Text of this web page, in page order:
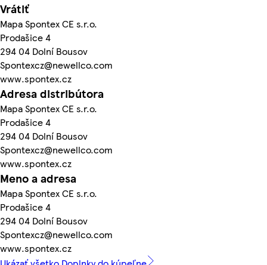
Vrátiť
Mapa Spontex CE s.r.o.
Prodašice 4
294 04 Dolní Bousov
Spontexcz@newellco.com
www.spontex.cz
Adresa distribútora
Mapa Spontex CE s.r.o.
Prodašice 4
294 04 Dolní Bousov
Spontexcz@newellco.com
www.spontex.cz
Meno a adresa
Mapa Spontex CE s.r.o.
Prodašice 4
294 04 Dolní Bousov
Spontexcz@newellco.com
www.spontex.cz